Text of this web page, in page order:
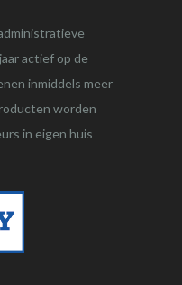
actief op de
inmiddels meer
worden
in eigen huis